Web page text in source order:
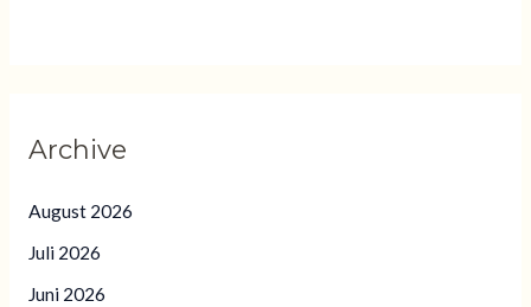
Archive
August 2026
Juli 2026
Juni 2026